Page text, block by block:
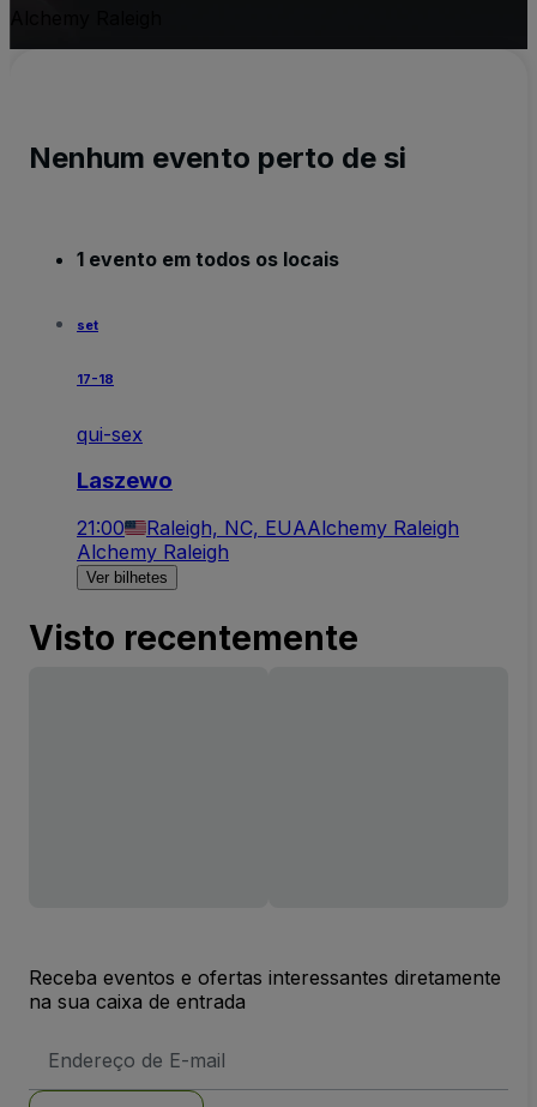
Nenhum evento perto de si
1 evento em todos os locais
set
17-18
qui-sex
Laszewo
21:00 Raleigh, NC, EUAAlchemy Raleigh
Alchemy Raleigh
Ver bilhetes
Visto recentemente
Receba eventos e ofertas interessantes diretamente
na sua caixa de entrada
de